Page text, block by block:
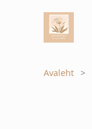
Avaleht